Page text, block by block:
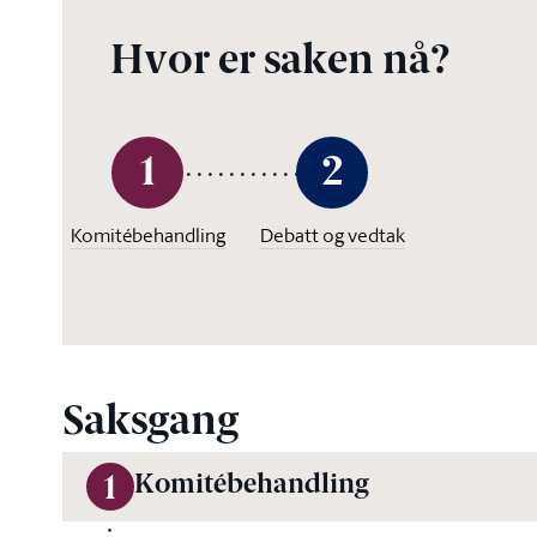
Hvor er saken nå?
1
Komitébehandling
2
Debatt og vedtak
Saksgang
1 Komitébehandling